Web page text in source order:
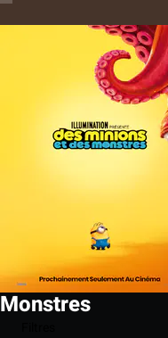
Monstres